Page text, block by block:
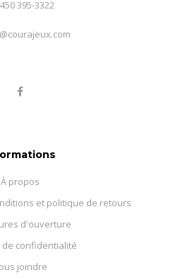
450 395-3322
À propos
et politique de retours
d'ouverture
de confidentialité
joindre